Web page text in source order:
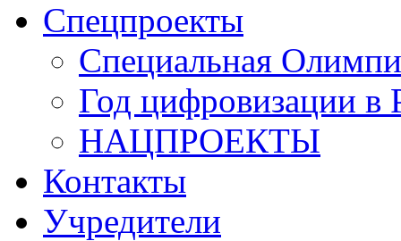
Спецпроекты
Специальная
Год цифровизации в
НАЦПРОЕКТЫ
Контакты
Учредители